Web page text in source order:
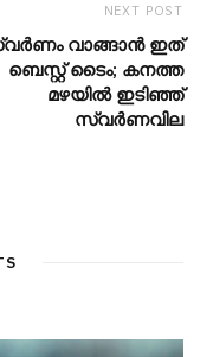
NEXT POST
വാങ്ങാൻ ഇത്
ബെസ്റ്റ് ടൈം; കനത്ത
മഴയിൽ ഇടിഞ്ഞ്
സ്വർണവില